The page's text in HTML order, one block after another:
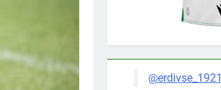
@erdivse_1921